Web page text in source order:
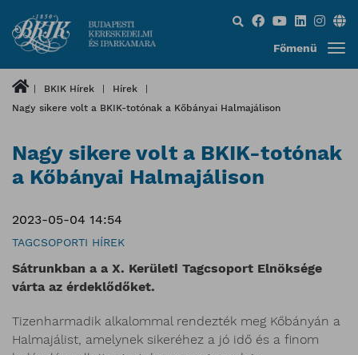
Keresés...
Főmenü
BKIK Hírek
Hírek
Nagy sikere volt a BKIK-totónak a Kőbányai Halmajálison
Nagy sikere volt a BKIK-totónak
a Kőbányai Halmajálison
2023-05-04 14:54
TAGCSOPORTI HÍREK
Sátrunkban a a X. Kerületi Tagcsoport Elnöksége
várta az érdeklődőket.
Tizenharmadik alkalommal rendezték meg Kőbányán a
Halmajálist, amelynek sikeréhez a jó idő és a finom